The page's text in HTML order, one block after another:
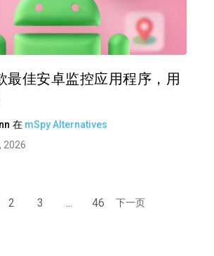
最佳安卓监控应用程序，用
在 mSpy Alternatives
2026
2 3 ... 46 下一页